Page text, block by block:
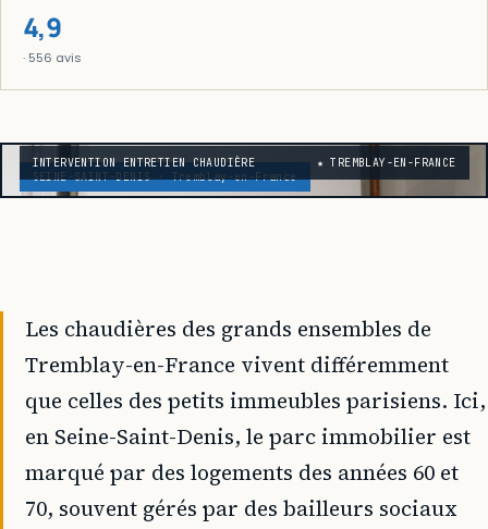
4,9
· 556 avis
SEINE-SAINT-DENIS · Tremblay-en-France
INTERVENTION ENTRETIEN CHAUDIÈRE ★ TREMBLAY-EN-FRANCE
Les chaudières des grands ensembles de
Tremblay-en-France vivent différemment
que celles des petits immeubles parisiens. Ici,
en Seine-Saint-Denis, le parc immobilier est
marqué par des logements des années 60 et
70, souvent gérés par des bailleurs sociaux